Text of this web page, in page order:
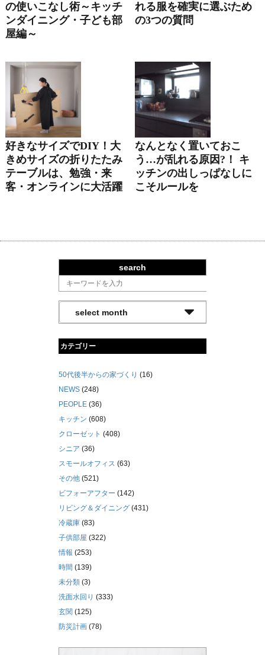
の使いこなし術～キッチ
ンダイニング・子ども部
屋編～
れる服を確実に選ぶため
の3つの質問
好きなサイズでDIY！大
きめサイズの折りたたみ
テーブルは、勉強・来
客・オンラインに大活躍
なんとなく置いておこ
う…が乱れる原因?！ キ
ッチンの出しっぱなしに
こそルールを
search
カテゴリー
50代後半からの家づくり (16)
NEWS (248)
PEOPLE (36)
キッチン (608)
クローゼット (408)
シニア (36)
スモールオフィス (63)
その他 (521)
ビフォーアフター (142)
リビング＆ダイニング (431)
冷蔵庫 (83)
子供部屋 (322)
情報 (253)
時間 (139)
未分類 (3)
洗面水回り (333)
玄関 (125)
防災計画 (78)